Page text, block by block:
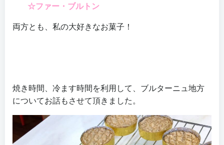
☆ファー・ブルトン
両方とも、私の大好きなお菓子！
焼き時間、冷ます時間を利用して、ブルターニュ地方
についてお話もさせて頂きました。